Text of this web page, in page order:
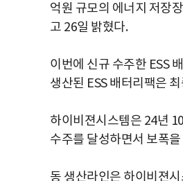
억원 규모의 에너지 저장
고 26일 밝혔다.
이번에 신규 수주한 ESS
생산된 ESS 배터리팩은
하이비젼시스템은 24년
수주를 달성하면서 보폭
동 생산라인은 하이비젼